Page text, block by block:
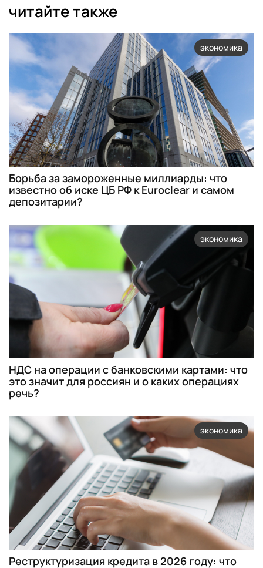
читайте также
экономика
Борьба за замороженные миллиарды: что
известно об иске ЦБ РФ к Euroclear и самом
депозитарии?
экономика
НДС на операции с банковскими картами: что
это значит для россиян и о каких операциях
речь?
экономика
Реструктуризация кредита в 2026 году: что